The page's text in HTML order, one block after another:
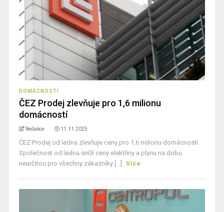
DOMÁCNOSTI
ČEZ Prodej zlevňuje pro 1,6 milionu
domácností
Redakce 11.11.2025
ČEZ Prodej od ledna zlevňuje ceny pro 1,6 milionu domácností.
Společnost od ledna sníží ceny elektřiny a plynu na dobu
neurčitou pro všechny zákazníky [...]
Více